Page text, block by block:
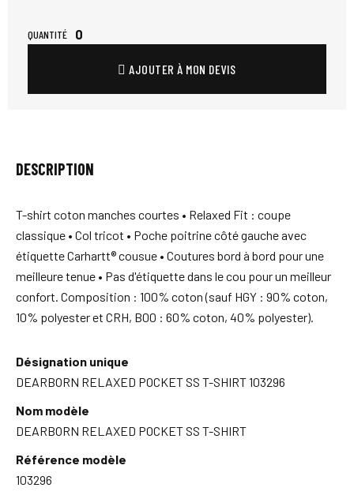
QUANTITÉ 0
AJOUTER À MON DEVIS
DESCRIPTION
T-shirt coton manches courtes • Relaxed Fit : coupe
classique • Col tricot • Poche poitrine côté gauche avec
étiquette Carhartt® cousue • Coutures bord à bord pour une
meilleure tenue • Pas d'étiquette dans le cou pour un meilleur
confort. Composition : 100% coton (sauf HGY : 90% coton,
10% polyester et CRH, B00 : 60% coton, 40% polyester).
Désignation unique
DEARBORN RELAXED POCKET SS T-SHIRT 103296
Nom modèle
DEARBORN RELAXED POCKET SS T-SHIRT
Référence modèle
103296